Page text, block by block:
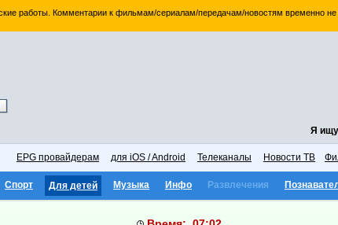
работы. Комментарии к фильмам/сериалам/передачам/новостям временно
Я
EPG провайдерам для iOS / Android Телеканалы Новости ТВ
Спорт Для детей Музыка Инфо Развлечения